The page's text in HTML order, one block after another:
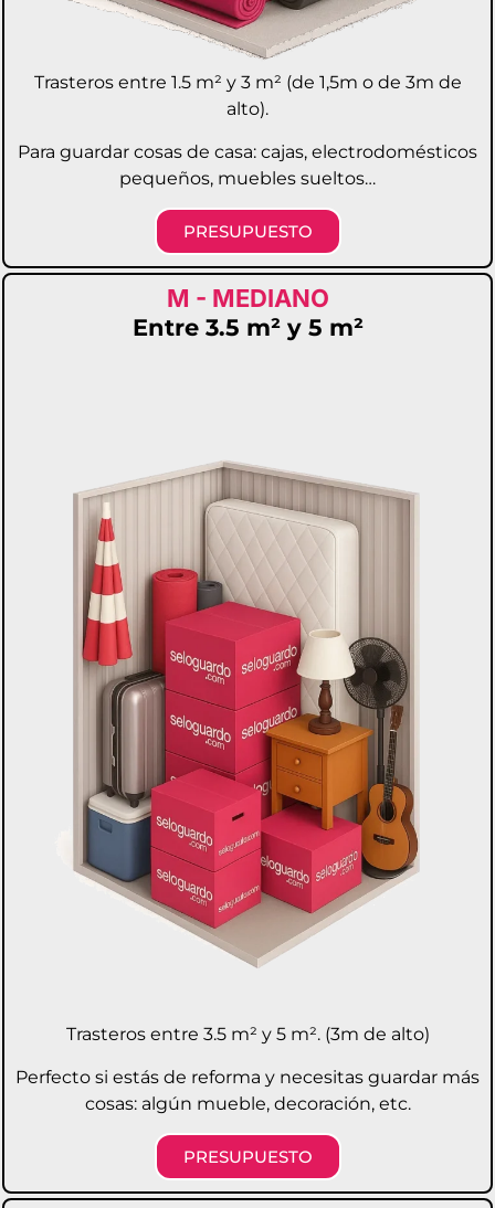
Trasteros entre 1.5 m² y 3 m² (de 1,5m o de 3m de
alto).
Para guardar cosas de casa: cajas, electrodomésticos
pequeños, muebles sueltos…
PRESUPUESTO
M - MEDIANO
Entre 3.5 m² y 5 m²
Trasteros entre 3.5 m² y 5 m². (3m de alto)
Perfecto si estás de reforma y necesitas guardar más
cosas: algún mueble, decoración, etc.
PRESUPUESTO